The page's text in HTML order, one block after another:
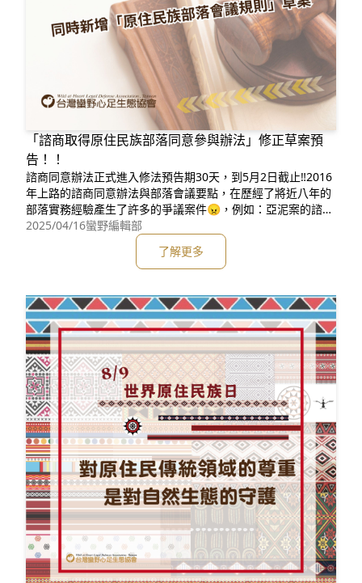
「諮商取得原住民族部落同意參與辦法」修正草案預
告！！
諮商同意辦法正式進入修法預告期30天，到5月2日截止‼️2016
年上路的諮商同意辦法與部落會議要點，在歷經了將近八年的
部落實務經驗產生了許多的爭議案件😠，例如：亞泥案的諮商
同意、卡大地布案件、德卡倫案件、潭南部落礦場案件⋯⋯等
等。爭議點從部落會議成員的認定、家戶長制度的投票、關係
部落的認定、議決同意事項的流程、代行召集的問題與鄉公所
的協助等等，數不清的爭議也讓諮商同意辦法有重新進行修改
2025/04/16蠻野編輯部
了解更多